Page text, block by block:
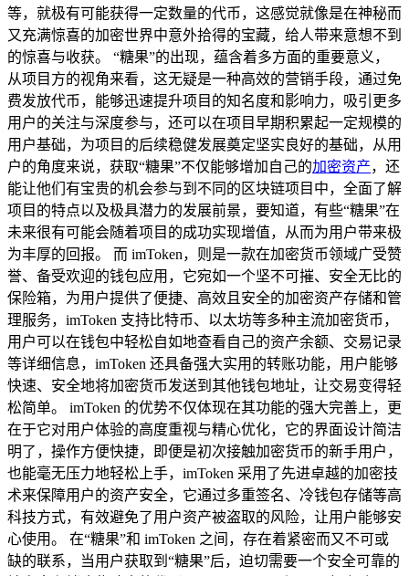
等，就极有可能获得一定数量的代币，这感觉就像是在神秘而
又充满惊喜的加密世界中意外拾得的宝藏，给人带来意想不到
的惊喜与收获。 “糖果”的出现，蕴含着多方面的重要意义，
从项目方的视角来看，这无疑是一种高效的营销手段，通过免
费发放代币，能够迅速提升项目的知名度和影响力，吸引更多
用户的关注与深度参与，还可以在项目早期积累起一定规模的
用户基础，为项目的后续稳健发展奠定坚实良好的基础，从用
户的角度来说，获取“糖果”不仅能够增加自己的加密资产，还
能让他们有宝贵的机会参与到不同的区块链项目中，全面了解
项目的特点以及极具潜力的发展前景，要知道，有些“糖果”在
未来很有可能会随着项目的成功实现增值，从而为用户带来极
为丰厚的回报。 而 imToken，则是一款在加密货币领域广受赞
誉、备受欢迎的钱包应用，它宛如一个坚不可摧、安全无比的
保险箱，为用户提供了便捷、高效且安全的加密资产存储和管
理服务，imToken 支持比特币、以太坊等多种主流加密货币，
用户可以在钱包中轻松自如地查看自己的资产余额、交易记录
等详细信息，imToken 还具备强大实用的转账功能，用户能够
快速、安全地将加密货币发送到其他钱包地址，让交易变得轻
松简单。 imToken 的优势不仅体现在其功能的强大完善上，更
在于它对用户体验的高度重视与精心优化，它的界面设计简洁
明了，操作方便快捷，即便是初次接触加密货币的新手用户，
也能毫无压力地轻松上手，imToken 采用了先进卓越的加密技
术来保障用户的资产安全，它通过多重签名、冷钱包存储等高
科技方式，有效避免了用户资产被盗取的风险，让用户能够安
心使用。 在“糖果”和 imToken 之间，存在着紧密而又不可或
缺的联系，当用户获取到“糖果”后，迫切需要一个安全可靠的